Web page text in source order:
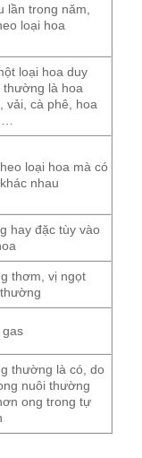
lần trong năm,
loại hoa
loại hoa duy
thường là hoa
vải, cà phê, hoa
loại hoa mà có
nhau
hay đặc tùy vào
thơm, vị ngọt
gas
thường là có, do
nuôi thường
ong trong tự